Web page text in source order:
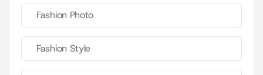
Fashion Photo
Fashion Style